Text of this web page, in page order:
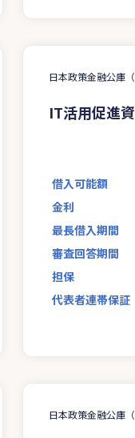
日本政策金融公庫
IT活用促進
借入可能額
金利
最長借入期間
審査回答期間
担保
代表者連帯保証
日本政策金融公庫